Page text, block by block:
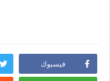
فيسبوك